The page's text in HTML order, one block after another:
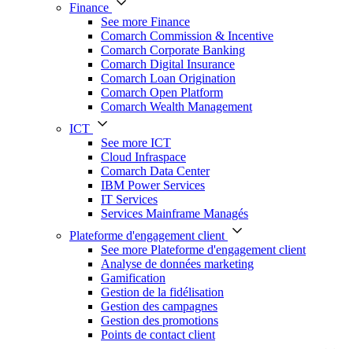
Finance
See more Finance
Comarch Commission & Incentive
Comarch Corporate Banking
Comarch Digital Insurance
Comarch Loan Origination
Comarch Open Platform
Comarch Wealth Management
ICT
See more ICT
Cloud Infraspace
Comarch Data Center
IBM Power Services
IT Services
Services Mainframe Managés
Plateforme d'engagement client
See more Plateforme d'engagement client
Analyse de données marketing
Gamification
Gestion de la fidélisation
Gestion des campagnes
Gestion des promotions
Points de contact client